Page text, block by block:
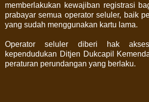
memberlakukan kewajiban registrasi
prabayar semua operator seluler, baik
yang sudah menggunakan kartu lama.
Operator seluler diberi hak
kependudukan Ditjen Dukcapil
peraturan perundangan yang berlaku.